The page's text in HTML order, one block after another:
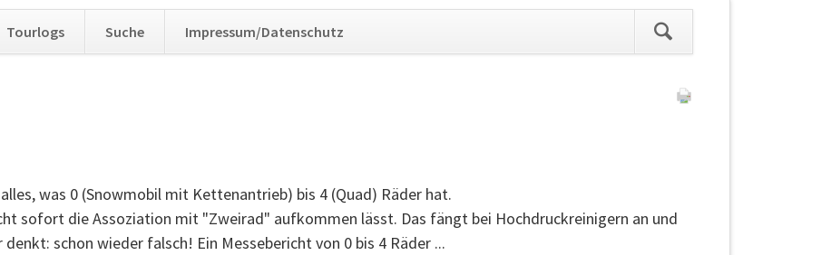
überspringen
Tourlogs Suche Impressum/Datenschutz
alles, was 0 (Snowmobil mit Kettenantrieb) bis 4 (Quad) Räder hat.
sofort die Assoziation mit "Zweirad" aufkommen lässt. Das fängt bei Hochdruckreinigern an und
schon wieder falsch! Ein Messebericht von 0 bis 4 Räder ...